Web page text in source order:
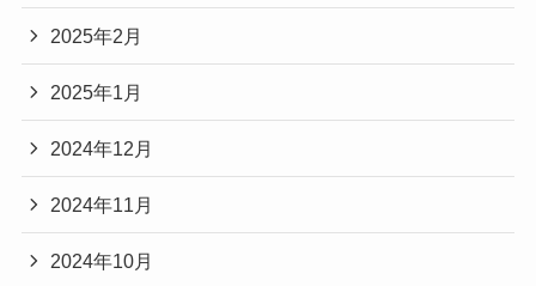
2025年2月
2025年1月
2024年12月
2024年11月
2024年10月